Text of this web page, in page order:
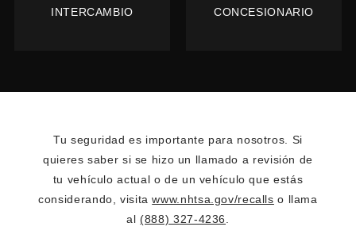
INTERCAMBIO
CONCESIONARIO
Tu seguridad es importante para nosotros. Si
quieres saber si se hizo un llamado a revisión de
tu vehículo actual o de un vehículo que estás
considerando, visitawww.nhtsa.gov/recalls o llama
al (888) 327-4236.